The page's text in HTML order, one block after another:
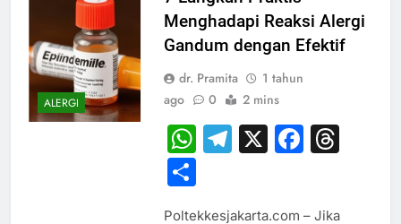
ALERGI
Menghadapi Reaksi Alergi
Gandum dengan Efektif
dr. Pramita
1 tahun
ago
0 2 mins
WhatsApp
Telegram
X
Share
Poltekkesjakarta.com – Jika